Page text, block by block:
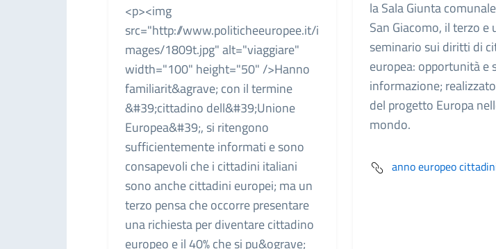
<p><img
src="http://www.politicheeuropee.it/i
mages/1809t.jpg" alt="viaggiare"
width="100" height="50" />Hanno
familiarit&agrave; con il termine
&#39;cittadino dell&#39;Unione
Europea&#39;, si ritengono
sufficientemente informati e sono
consapevoli che i cittadini italiani
sono anche cittadini europei; ma un
terzo pensa che occorre presentare
una richiesta per diventare cittadino
europeo e il 40% che si pu&ograve;
la Sala Giunta
San Giacomo, il terzo e
seminario sui diritti di
europea: opportunità e
informazione;
del progetto Europa
mondo.
anno europeo